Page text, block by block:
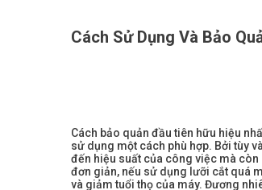
Cách Sử Dụng Và Bảo
Cách bảo quản đầu tiên hữu hiệu
sử dụng một cách phù hợp. Bởi tùy
đến hiệu suất của công việc mà
đơn giản, nếu sử dụng lưỡi cắt quá
và giảm tuổi thọ của máy. Đương